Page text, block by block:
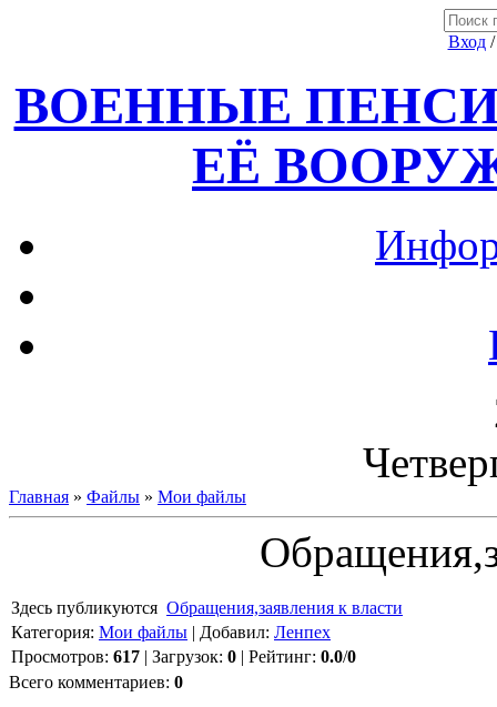
Вход
ВОЕННЫЕ
ЕЁ
Главная » Файлы » Мои файлы
Здесь публикуются Обращения,заявления к власти
Категория: Мои файлы | Добавил: Ленпех
Просмотров: 617 | Загрузок: 0 | Рейтинг: 0.0/0
Всего комментариев: 0